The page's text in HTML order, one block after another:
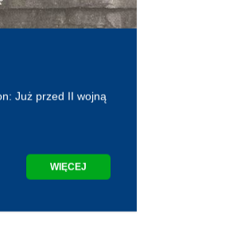
Już przed II wojną
WIĘCEJ